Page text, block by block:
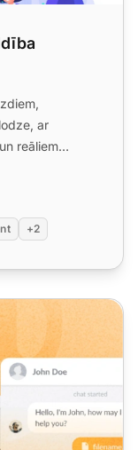
ar
reāliem
+2
februāra